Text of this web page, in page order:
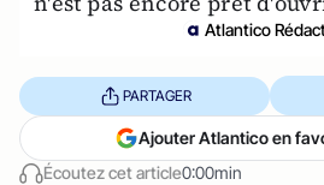
Atlantico
Écoutez cet article0:00min
PARTAGER
Ajouter Atlantico en